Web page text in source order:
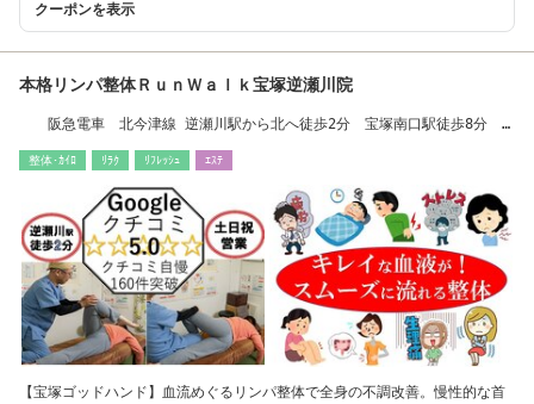
クーポンを表示
本格リンパ整体ＲｕｎＷａｌｋ宝塚逆瀬川院
阪急電車 北今津線 逆瀬川駅から北へ徒歩2分 宝塚南口駅徒歩8分
整体･ｶｲﾛ ﾘﾗｸ ﾘﾌﾚｯｼｭ ｴｽﾃ
【宝塚ゴッドハンド】血流めぐるリンパ整体で全身の不調改善。慢性的な首